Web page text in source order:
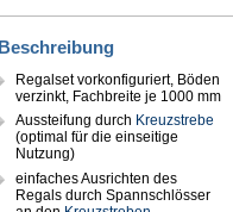
Beschreibung
Regalset vorkonfiguriert, Böden
verzinkt, Fachbreite je 1000 mm
Aussteifung durch Kreuzstrebe
(optimal für die einseitige
Nutzung)
einfaches Ausrichten des
Regals durch Spannschlösser